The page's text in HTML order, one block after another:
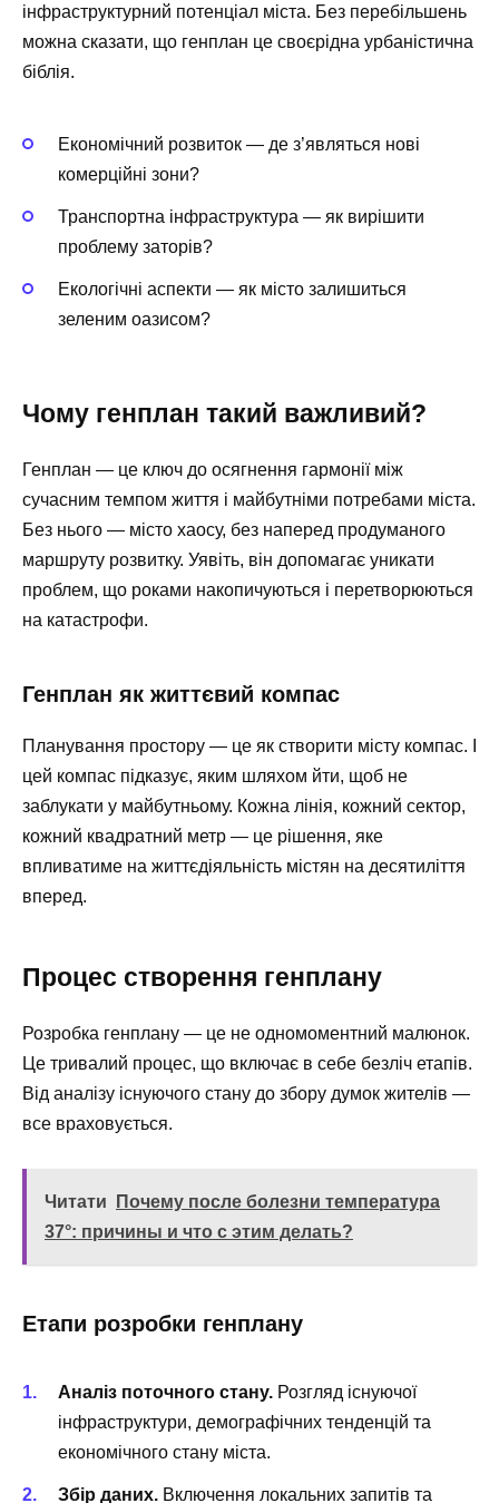
інфраструктурний потенціал міста. Без перебільшень
можна сказати, що генплан це своєрідна урбаністична
біблія.
Економічний розвиток — де з’являться нові
комерційні зони?
Транспортна інфраструктура — як вирішити
проблему заторів?
Екологічні аспекти — як місто залишиться
зеленим оазисом?
Чому генплан такий важливий?
Генплан — це ключ до осягнення гармонії між
сучасним темпом життя і майбутніми потребами міста.
Без нього — місто хаосу, без наперед продуманого
маршруту розвитку. Уявіть, він допомагає уникати
проблем, що роками накопичуються і перетворюються
на катастрофи.
Генплан як життєвий компас
Планування простору — це як створити місту компас. І
цей компас підказує, яким шляхом йти, щоб не
заблукати у майбутньому. Кожна лінія, кожний сектор,
кожний квадратний метр — це рішення, яке
впливатиме на життєдіяльність містян на десятиліття
вперед.
Процес створення генплану
Розробка генплану — це не одномоментний малюнок.
Це тривалий процес, що включає в себе безліч етапів.
Від аналізу існуючого стану до збору думок жителів —
все враховується.
Читати
Почему после болезни температура
37°: причины и что с этим делать?
Етапи розробки генплану
Аналіз поточного стану. Розгляд існуючої
інфраструктури, демографічних тенденцій та
економічного стану міста.
Збір даних. Включення локальних запитів та